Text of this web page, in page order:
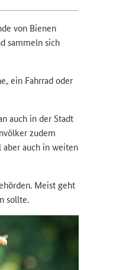
von Bienen
sammeln sich
ein Fahrrad oder
auch in der Stadt
zudem
auch in weiten
Meist geht
sollte.